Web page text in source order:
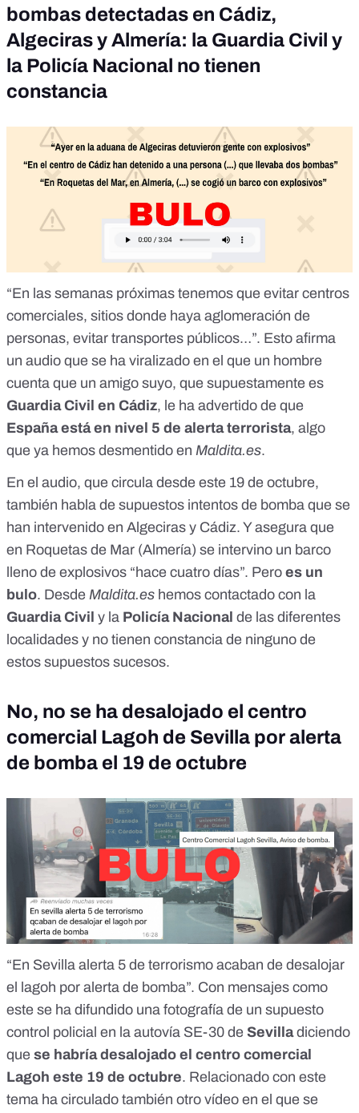
bombas detectadas en Cádiz,
Algeciras y Almería: la Guardia Civil y
la Policía Nacional no tienen
constancia
“En las semanas próximas tenemos que evitar centros
comerciales, sitios donde haya aglomeración de
personas, evitar transportes públicos…”. Esto afirma
un audio que se ha viralizado en el que un hombre
cuenta que un amigo suyo, que supuestamente es
Guardia Civil en Cádiz, le ha advertido de que
España está en nivel 5 de alerta terrorista, algo
que ya hemos desmentido en Maldita.es.
En el audio, que circula desde este 19 de octubre,
también habla de supuestos intentos de bomba que se
han intervenido en Algeciras y Cádiz. Y asegura que
en Roquetas de Mar (Almería) se intervino un barco
lleno de explosivos “hace cuatro días”. Pero es un
bulo. Desde Maldita.es hemos contactado con la
Guardia Civil y la Policía Nacional de las diferentes
localidades y no tienen constancia de ninguno de
estos supuestos sucesos.
No, no se ha desalojado el centro
comercial Lagoh de Sevilla por alerta
de bomba el 19 de octubre
“En Sevilla alerta 5 de terrorismo acaban de desalojar
el lagoh por alerta de bomba”. Con mensajes como
este se ha difundido una fotografía de un supuesto
control policial en la autovía SE-30 de Sevilladiciendo
que se habría desalojado el centro comercial
Lagoh este 19 de octubre. Relacionado con este
tema ha circulado también otro vídeo en el que se